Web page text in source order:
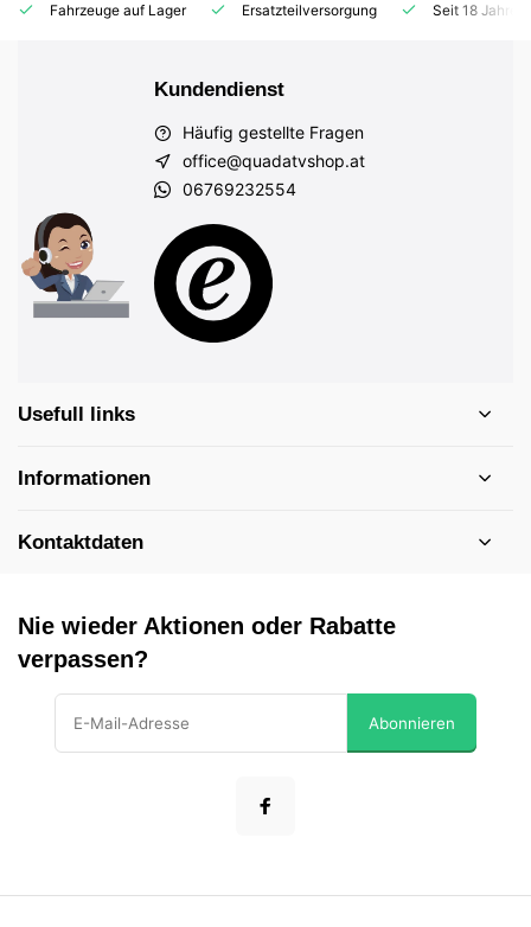
Fahrzeuge auf Lager Ersatzteilversorgung Seit 18
Kundendienst
Häufig gestellte Fragen
office@quadatvshop.at
06769232554
Usefull links
Informationen
Kontaktdaten
Nie wieder Aktionen oder Rabatte
verpassen?
Abonnieren